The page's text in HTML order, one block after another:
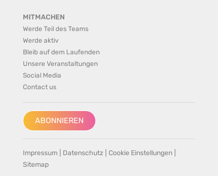
MITMACHEN
Werde Teil des Teams
Werde aktiv
Bleib auf dem Laufenden
Unsere Veranstaltungen
Social Media
Contact us
ABONNIEREN
Impressum Datenschutz Cookie Einstellungen
Sitemap